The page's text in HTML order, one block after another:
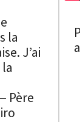
la
J’ai
Père